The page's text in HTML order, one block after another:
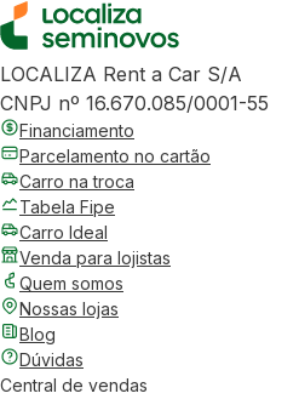
LOCALIZA Rent a Car S/A
CNPJ nº 16.670.085/0001-55
Financiamento
Parcelamento no cartão
Carro na troca
Tabela Fipe
Carro Ideal
Venda para lojistas
Quem somos
Nossas lojas
Blog
Dúvidas
Central de vendas